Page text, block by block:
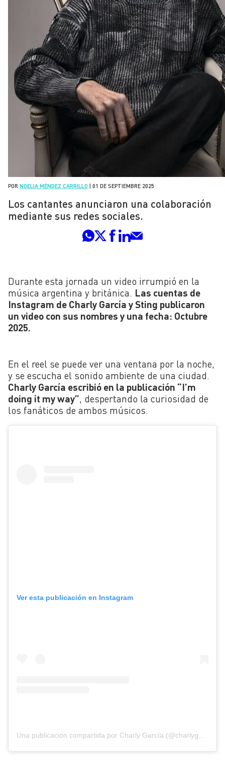
POR NOELIA MÉNDEZ CARRILLO 01 DE SEPTIEMBRE 2025
Los cantantes anunciaron una colaboración
mediante sus redes sociales.
Durante esta jornada un video irrumpió en la
música argentina y británica. Las cuentas de
Instagram de Charly García y Sting publicaron
un video con sus nombres y una fecha: Octubre
2025.
En el reel se puede ver una ventana por la noche,
y se escucha el sonido ambiente de una ciudad.
Charly García escribió en la publicación “I’m
doing it my way”, despertando la curiosidad de
los fanáticos de ambos músicos.
Ver esta publicación en Instagram